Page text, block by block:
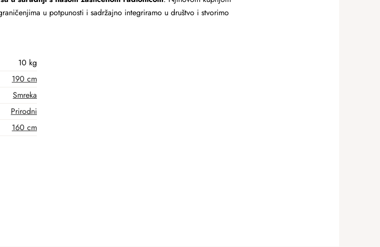
u potpunosti i sadržajno integriramo u društvo i stvorimo
10 kg
190 cm
Smreka
Prirodni
160 cm